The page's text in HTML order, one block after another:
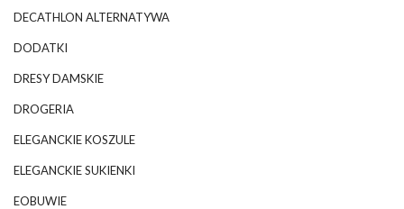
DECATHLON ALTERNATYWA
DODATKI
DRESY DAMSKIE
DROGERIA
ELEGANCKIE KOSZULE
ELEGANCKIE SUKIENKI
EOBUWIE